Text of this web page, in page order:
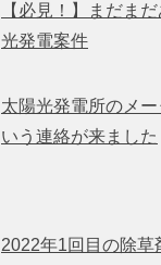
【必見！】まだま
光発電案件
太陽光発電所のメ
いう連絡が来ました
2022年1回目の除草